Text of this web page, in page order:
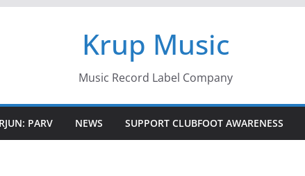
Krup Music
Music Record Label Company
PARV NEWS SUPPORT CLUBFOOT AWARENESS